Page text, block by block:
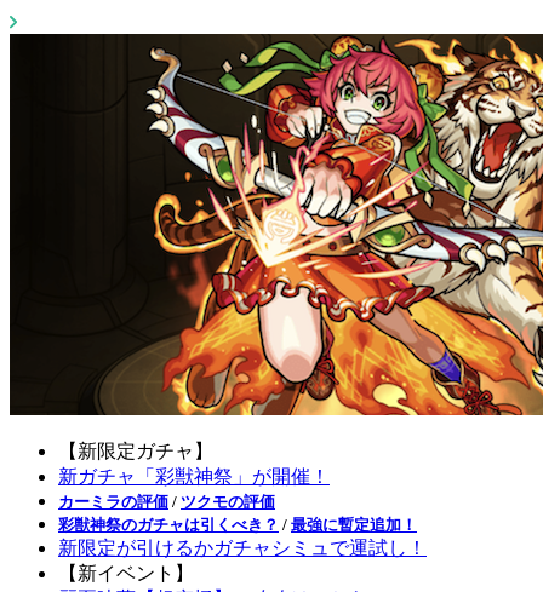
【新限定ガチャ】
新ガチャ「彩獣神祭」が開催！
カーミラの評価 / ツクモの評価
彩獣神祭のガチャは引くべき？ / 最強に暫定追加！
新限定が引けるかガチャシミュで運試し！
【新イベント】